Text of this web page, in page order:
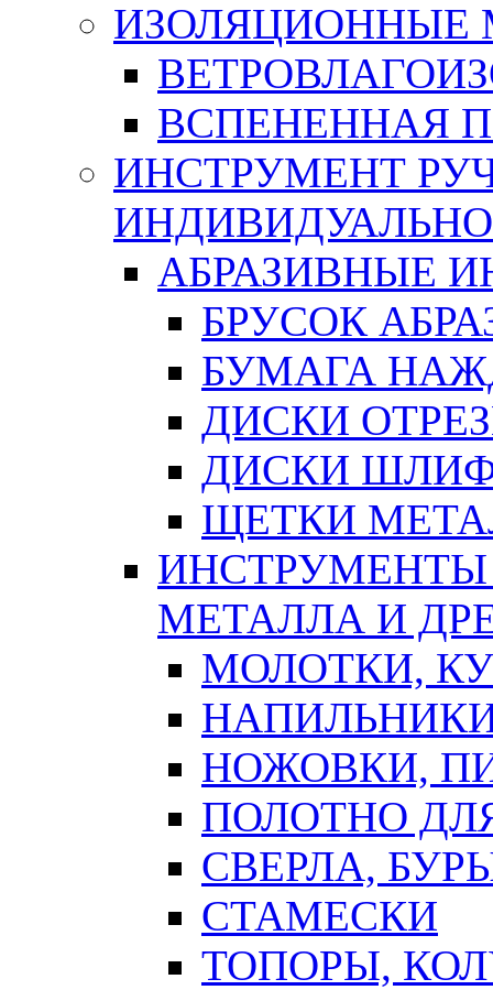
ИЗОЛЯЦИОННЫЕ
ВСПЕНЕННАЯ
ИНСТРУМЕНТ
АБРАЗИВНЫЕ
БРУСОК
БУМАГА
ДИСКИ
ДИСКИ
ЩЕТКИ
ИНСТРУМЕНТЫ
МЕТАЛЛА И
МОЛОТКИ,
НОЖОВКИ,
ПОЛОТНО
СВЕРЛА,
СТАМЕСКИ
ТОПОРЫ,